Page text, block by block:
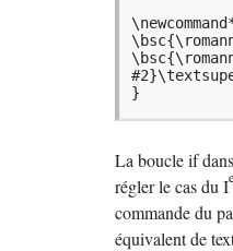
}
La boucle if
régler le cas du I
commande du
équivalent de